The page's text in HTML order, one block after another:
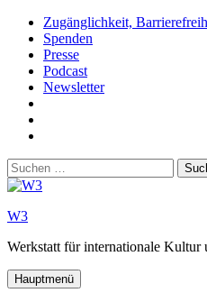
Zum
Inhalt
springen
Zugänglichkeit,
Spenden
Presse
Podcast
Newsletter
Youtube
Suchen
nach:
W3
Werkstatt für internationale Kultur
Hauptmenü